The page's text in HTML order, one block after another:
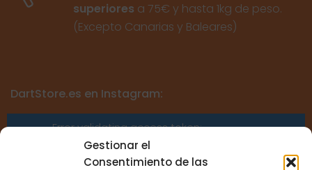
Gestionar el
Consentimiento de las
superiores a 75€ y hasta 1kg de peso.
(Excepto Canarias y Baleares)
DartStore.es en Instagram:
Error validating access token:
Sessions for the user are not allowed
because the user is not a confirmed